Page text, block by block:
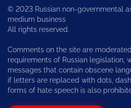
© 2023 Russian non-governmental
medium business
All rights reserved.
Comments on the site are
requirements of Russian legislation,
messages that contain obscene
if letters are replaced with dots,
forms of hate speech is also